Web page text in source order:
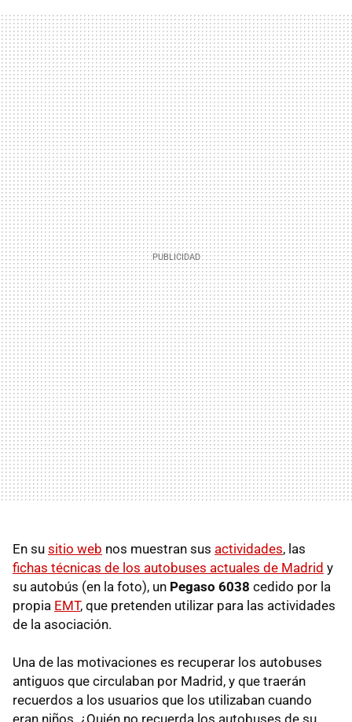
En su sitio web nos muestran sus actividades, las
fichas técnicas de los autobuses actuales de Madrid y
su autobús (en la foto), un Pegaso 6038 cedido por la
propia EMT, que pretenden utilizar para las actividades
de la asociación.
Una de las motivaciones es recuperar los autobuses
antiguos que circulaban por Madrid, y que traerán
recuerdos a los usuarios que los utilizaban cuando
eran niños. ¿Quién no recuerda los autobuses de su